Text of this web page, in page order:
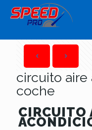
circuito
coche
CIRCUITO